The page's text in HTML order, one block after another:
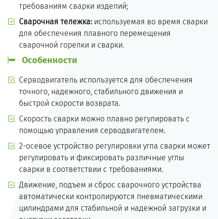
требованиям сварки изделий;
Сварочная тележка: используемая во время сварки
для обеспечения плавного перемещения
сварочной горелки и сварки.
Особенности
Серводвигатель используется для обеспечения
точного, надежного, стабильного движения и
быстрой скорости возврата.
Скорость сварки можно плавно регулировать с
помощью управления серводвигателем.
2-осевое устройство регулировки угла сварки может
регулировать и фиксировать различные углы
сварки в соответствии с требованиями.
Движение, подъем и сброс сварочного устройства
автоматически контролируются пневматическими
цилиндрами для стабильной и надежной загрузки и